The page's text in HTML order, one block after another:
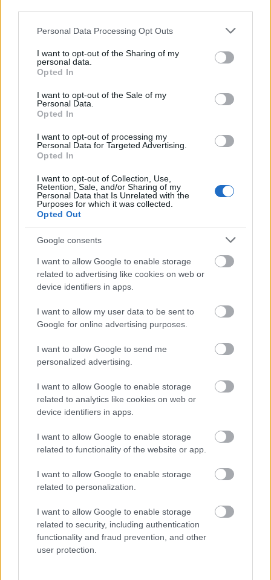
Please note that this website/app uses one or more Google
not limited to your visit or usage behaviour. You may click to
grant or deny consent to Google and its third-party tags to
use your data for below specified purposes in below Google
consent section.
Personal Data Processing Opt Outs
I want to opt-out of the Sharing of my
personal data.
Opted In
I want to opt-out of the Sale of my
Personal Data.
Opted In
I want to opt-out of processing my
Personal Data for Targeted Advertising.
Opted In
I want to opt-out of Collection, Use,
Retention, Sale, and/or Sharing of my
Personal Data that Is Unrelated with the
Purposes for which it was collected.
Opted Out
Google consents
I want to allow Google to enable storage
related to advertising like cookies on web or
device identifiers in apps.
I want to allow my user data to be sent to
Google for online advertising purposes.
I want to allow Google to send me
personalized advertising.
I want to allow Google to enable storage
related to analytics like cookies on web or
device identifiers in apps.
I want to allow Google to enable storage
related to functionality of the website or app.
I want to allow Google to enable storage
related to personalization.
I want to allow Google to enable storage
related to security, including authentication
functionality and fraud prevention, and other
user protection.
A minden progresszív gondolatra fogékony ifjú
Morenoéval ellentétes irányban gondolkodva jutott
egy új irodalmi műfaj
művészetben látta meg a pszichoterápiába
beemelhető elemeket, hanem a pszichoterápiás
adaptálhatónak, ott hasznosíthatónak.
Ám ezt a nagyszerű koncepciót a párizsi élet tobzódó
forgatagában nem volt ideje teljes egészében
végiggondolni, pláne megvalósítani, de a sokkal
csendesebb, kissé unalmas Kárpátalján töltött
hónapjai ezt lehetővé tették. Az említett jeles kutatók
izgalmas publikációiból tudjuk, hogy Tsúszó Sándor
gyakorta elhagyta még az ungvári társasági életet is,
korábban egy budapestiautókölcsönző becses
darabjaként ismert Fordjába ült, felhajtott az Ung
völgyének csendesebb vidékeire, leparkolt kocsijával
valahol az erdőszélen vagy egy lucernás rét közepén
- és papírra vetette az
irodalmi pszichodráma
műfaj - létrehozására irányuló szándékát, illetve az
elképzelt műfaj mibenlétének a téziseit.
Pár hevenyészett vázlattól eltekintve az elméleti
okfejtésnél tovább azonban nem jutott. Még abban
az évben elhagyta a festői Ungvárt (és kevésbé festői
nyughatatlan, viharos, bohém életét.
Egy kisebb tivornya nyomott másnapján értesült
Moreno kísérleteiről Később pszichológiai
közlönyökben ámulva olvasta Moreno friss
Who shall survive?
c. kötetben megjelent nagy összefoglalóját a
pszichodráma terápiás alkalmazásának
tapasztalatairól - de ő maga már nem hagyott időt
arra magának, hogy saját projektumát kidolgozza és